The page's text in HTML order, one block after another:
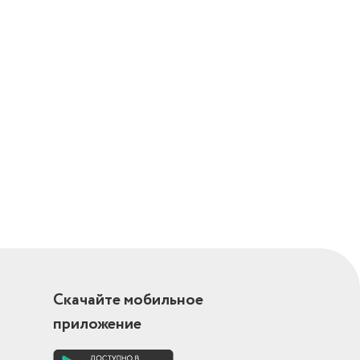
Скачайте мобильное
приложение